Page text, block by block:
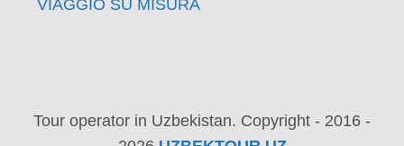
VIAGGIO SU MISURA
Tour operator in Uzbekistan. Copyright - 2016 -